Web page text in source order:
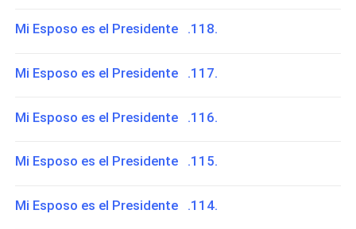
Mi Esposo es el Presidente .118.
Mi Esposo es el Presidente .117.
Mi Esposo es el Presidente .116.
Mi Esposo es el Presidente .115.
Mi Esposo es el Presidente .114.